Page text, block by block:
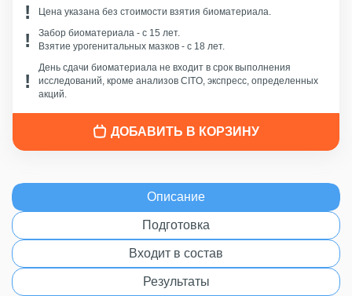
Цена указана без стоимости взятия биоматериала.
Забор биоматериала - c 15 лет.
Взятие урогенитальных мазков - с 18 лет.
День сдачи биоматериала не входит в срок выполнения
исследований, кроме анализов CITO, экспресс, определенных
акций.
ДОБАВИТЬ В КОРЗИНУ
Описание
Подготовка
Входит в состав
Результаты